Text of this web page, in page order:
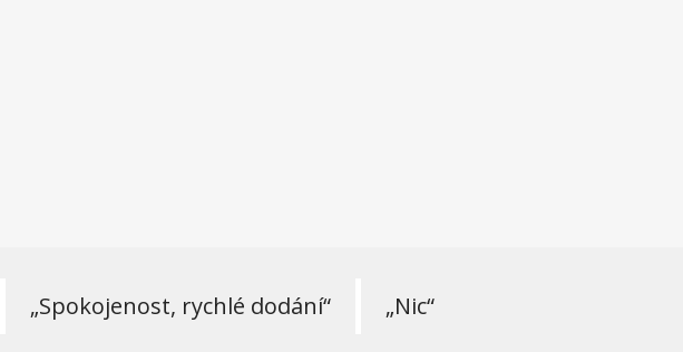
„Spokojenost, rychlé dodání“ „Nic“